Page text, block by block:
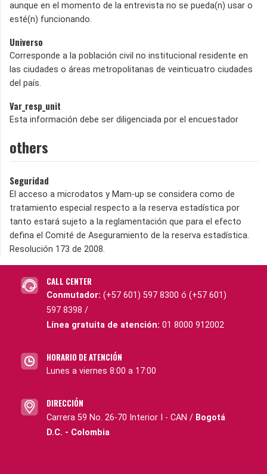
aunque en el momento de la entrevista no se pueda(n) usar o
esté(n) funcionando.
Universo
Corresponde a la población civil no institucional residente en
las ciudades o áreas metropolitanas de veinticuatro ciudades
del país.
Var_resp_unit
Esta información debe ser diligenciada por el encuestador
others
Seguridad
El acceso a microdatos y Mam-up se considera como de
tratamiento especial respecto a la reserva estadística por
tanto estará sujeto a la reglamentación que para el efecto
defina el Comité de Aseguramiento de la reserva estadística.
Resolución 173 de 2008.
CALL CENTER
Conmutador: (+57 601) 597 8300 ó (+57 601)
597 8398 /
Línea gratuita de atención: 01 8000 912002
HORARIO DE ATENCIÓN
Lunes a viernes 8:00 a 17:00
DIRECCIÓN
Carrera 59 No. 26-70 Interior I - CAN / Bogotá
D.C. - Colombia